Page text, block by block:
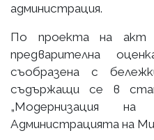
администрация.
По проекта на акт
предварителна
съобразена с
съдържащи се в
„Модернизация на
Администрацията на